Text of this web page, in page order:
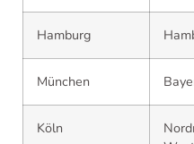
Hamburg
München
Köln